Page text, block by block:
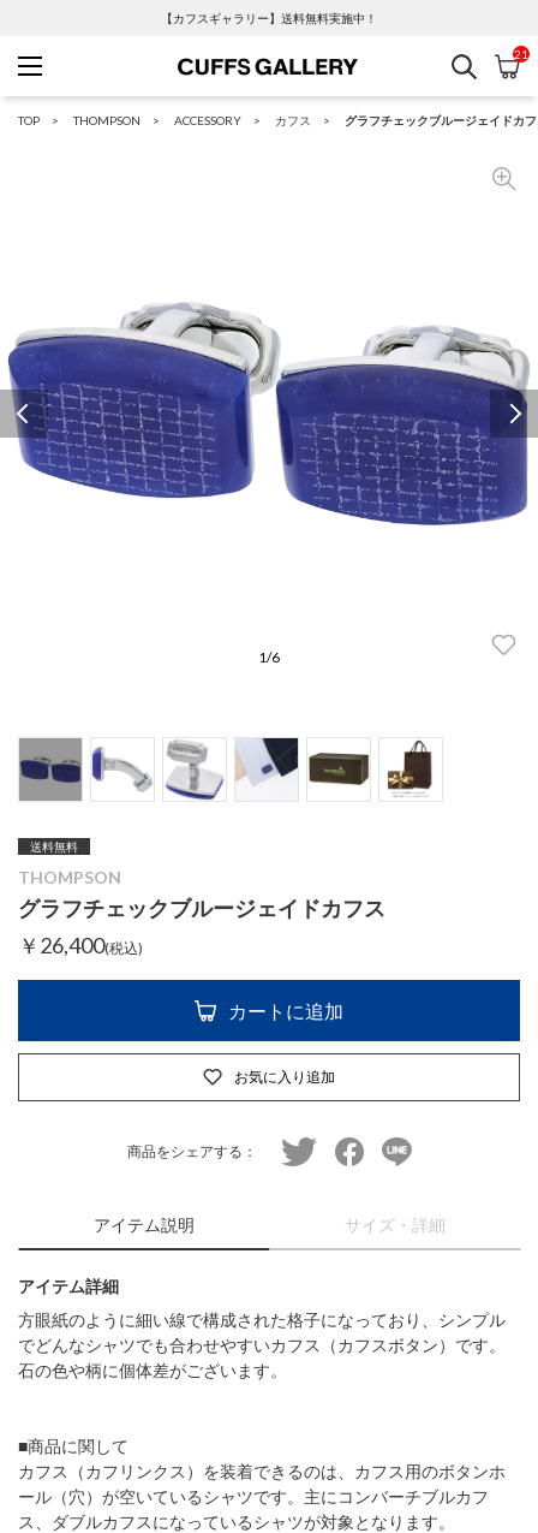
【カフスギャラリー】送料無料実施中！
Cuffs Gallery
検索 カ
21
TOP THOMPSON ACCESSORY カフス グラフチェックブルージェイドカ
1/6
Previous
送料無料
THOMPSON
グラフチェックブルージェイドカフス
￥26,400(税込)
カートに追加
お気に入り追加
商品をシェアする： twitter facebookline
アイテム説明 サイズ・詳細
アイテム詳細
方眼紙のように細い線で構成された格子になっており、シンプル
でどんなシャツでも合わせやすいカフス（カフスボタン）です。
石の色や柄に個体差がございます。
■商品に関して
カフス（カフリンクス）を装着できるのは、カフス用のボタンホ
ール（穴）が空いているシャツです。主にコンバーチブルカフ
ス、ダブルカフスになっているシャツが対象となります。